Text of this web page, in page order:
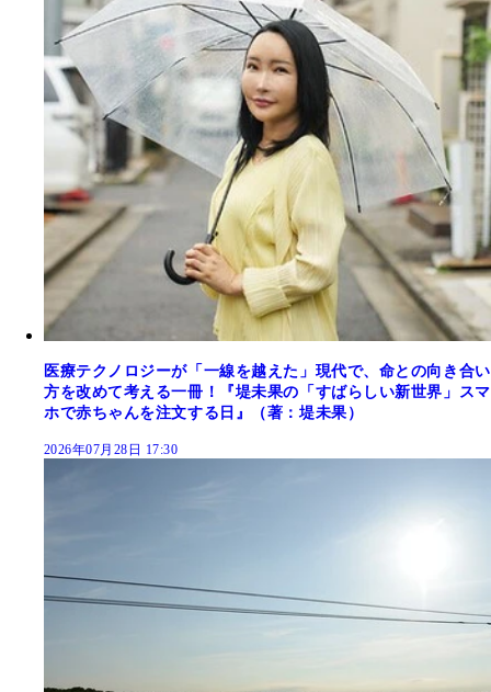
医療テクノロジーが「一線を越えた」現代で、命との向き合い
方を改めて考える一冊！『堤未果の「すばらしい新世界」スマ
ホで赤ちゃんを注文する日』（著：堤未果）
2026年07月28日 17:30